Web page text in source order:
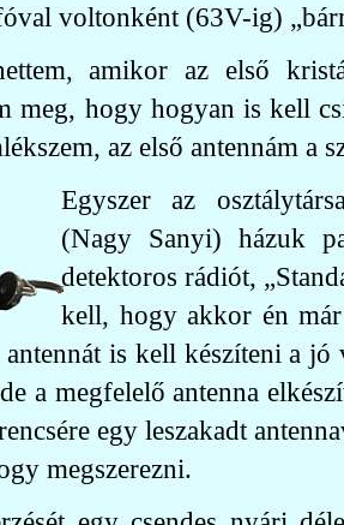
voltonként (63V-ig)
amikor az első
meg, hogy hogyan is kell
az első antennám a
Egyszer az
(Nagy Sanyi) házuk
detektoros rádiót,
kell, hogy akkor én már
is kell készíteni a jó
a megfelelő antenna
egy leszakadt
megszerezni.